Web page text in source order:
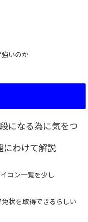
強いのか
になる為に気をつ
にわけて解説
コン一覧を少し
免状を取得できるらしい